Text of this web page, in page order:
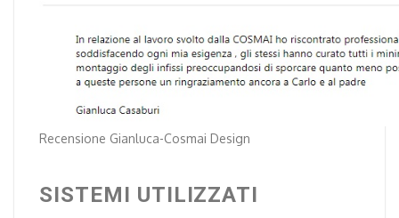
Recensione Gianluca-Cosmai Design
SISTEMI UTILIZZATI